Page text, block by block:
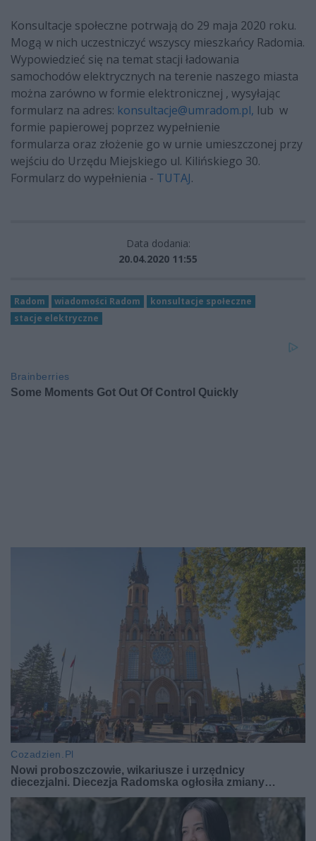
Konsultacje społeczne potrwają do 29 maja 2020 roku.
Mogą w nich uczestniczyć wszyscy mieszkańcy Radomia.
Wypowiedzieć się na temat stacji ładowania
samochodów elektrycznych na terenie naszego miasta
można zarówno w formie elektronicznej , wysyłając
formularz na adres: konsultacje@umradom.pl, lub w
formie papierowej poprzez wypełnienie
formularza oraz złożenie go w urnie umieszczonej przy
wejściu do Urzędu Miejskiego ul. Kilińskiego 30.
Formularz do wypełnienia - TUTAJ.
Data dodania:
20.04.2020 11:55
Radom wiadomości Radom
konsultacje społeczne
stacje elektryczne